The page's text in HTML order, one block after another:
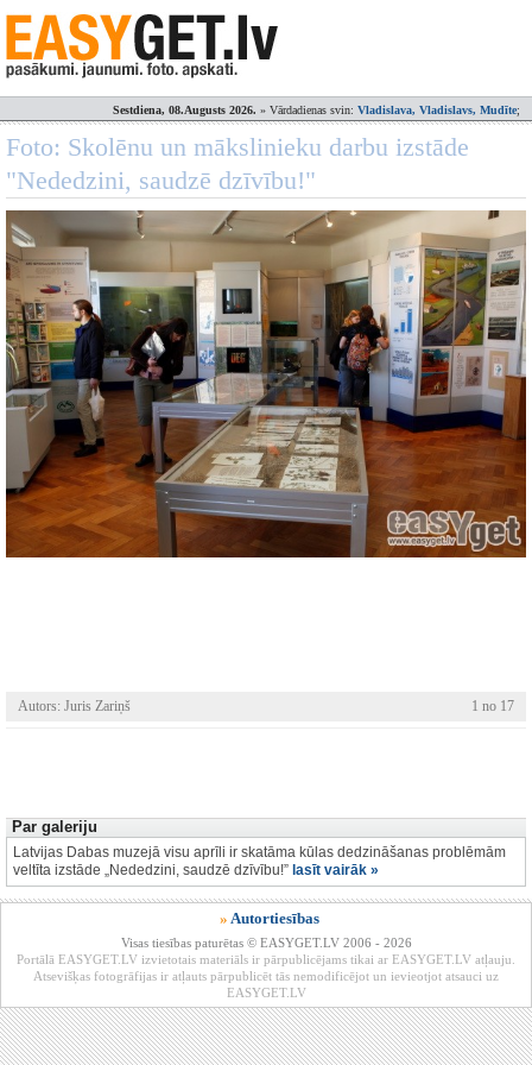
Sestdiena, 08.Augusts 2026. » Vārdadienas svin: Vladislava, Vladislavs, Mudīte;
Foto: Skolēnu un mākslinieku darbu izstāde
"Nededzini, saudzē dzīvību!"
Autors: Juris Zariņš 1 no 17
Par galeriju
Latvijas Dabas muzejā visu aprīli ir skatāma kūlas dedzināšanas problēmām
veltīta izstāde „Nededzini, saudzē dzīvību!” lasīt vairāk »
» Autortiesības
Visas tiesības paturētas © EASYGET.LV 2006 - 2026
Portālā EASYGET.LV izvietotais materiāls ir pārpublicējams tikai ar EASYGET.LV atļauju.
Atsevišķas fotogrāfijas ir atļauts pārpublicēt tās nemodificējot un ievieotjot atsauci uz
EASYGET.LV